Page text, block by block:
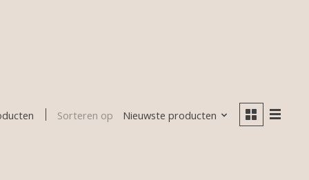
Sorteren op Nieuwste producten